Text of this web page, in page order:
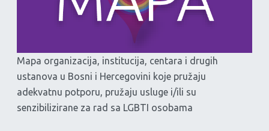
Mapa organizacija, institucija, centara i drugih
ustanova u Bosni i Hercegovini koje pružaju
adekvatnu potporu, pružaju usluge i/ili su
senzibilizirane za rad sa LGBTI osobama